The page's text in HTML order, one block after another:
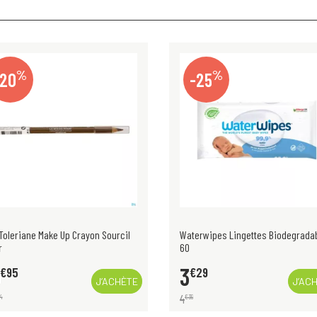
%
Lingettes Biodegradable
29
J’ACHÈTE
-20%
Panda Tea Namaste 28 Days 42g
12€19
15€24